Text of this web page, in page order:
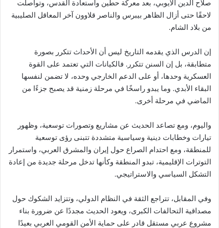
صلاح الدين الأيوبي، بعد معركة حطين واستعادة القدس، وتواصلت
لاحقًا حتى أزال الظاهر بيبرس والناصر قلاوون آخر المعاقل الصليبية
من بلاد الشام.
إن الدرس الذي يقدمه التاريخ ليس أن الأحداث تتكرر بصورة
متطابقة، بل إن السنن تتكرر. فالكيانات التي تعتمد على القوة
العسكرية وحدها، أو على الدعم الخارجي وحده، لا تضمن لنفسها
البقاء الأبدي. وما يبدو راسخًا في مرحلة زمنية قد يصبح جزءًا من
الماضي في مرحلة أخرى.
واليوم، ومع تصاعد الحديث عن مشاريع وتصورات توسعية، وظهور
تيارات وخطابات دينية وسياسية متشددة تتبنى رؤى توسعية
للمنطقة، ومع احتدام الصراع حول إيران والمشرق العربي، واستمرار
التوترات الإقليمية، تبدو المنطقة وكأنها تدخل مرحلة جديدة من إعادة
التشكل السياسي والاستراتيجي.
وفي المقابل، تتراجع الثقة في النظام الدولي، وتتزايد الشكوك حول
مصداقية التحالفات الكبرى، ويعود الحديث مجددًا عن ضرورة بناء
مشروع عربي مستقل قادر على حماية الأمن القومي العربي بعيدًا